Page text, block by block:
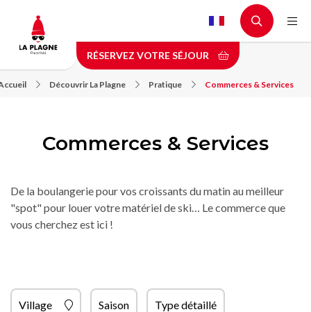
contenu
principal
RÉSERVEZ VOTRE SÉJOUR
Découvrir La Plagne Pratique Commerces & Services
Commerces & Services
De la boulangerie pour vos croissants du matin au meilleur
"spot" pour louer votre matériel de ski… Le commerce que
vous cherchez est ici !
Village Saison Type détaillé